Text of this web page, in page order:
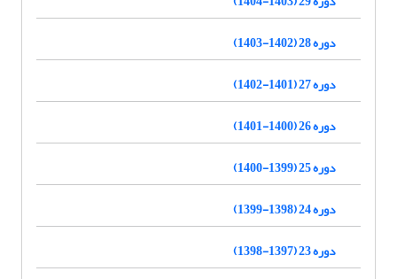
دوره 28 (1402-1403)
دوره 27 (1401-1402)
دوره 26 (1400-1401)
دوره 25 (1399-1400)
دوره 24 (1398-1399)
دوره 23 (1397-1398)